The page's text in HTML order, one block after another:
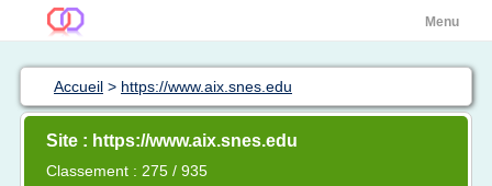
Menu
Accueil > https://www.aix.snes.edu
Site : https://www.aix.snes.edu
Classement : 275 / 935